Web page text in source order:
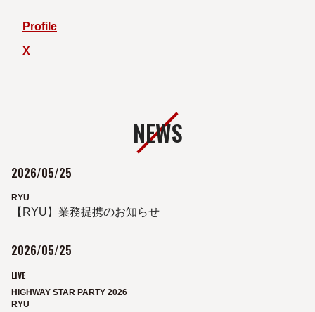
Profile
X
NEWS
2026/05/25
RYU
【RYU】業務提携のお知らせ
2026/05/25
LIVE
HIGHWAY STAR PARTY 2026
RYU